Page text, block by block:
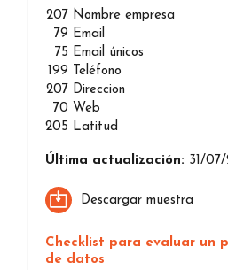
207 Nombre empresa
79 Email
75 Email únicos
199
Teléfono
207 Direccion
70 Web
205 Latitud
Última actualización: 31/
Descargar muestra
Checklist para evaluar un
de datos